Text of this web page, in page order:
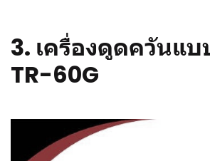
3. เครื่องดูดควันแบ
TR-60G